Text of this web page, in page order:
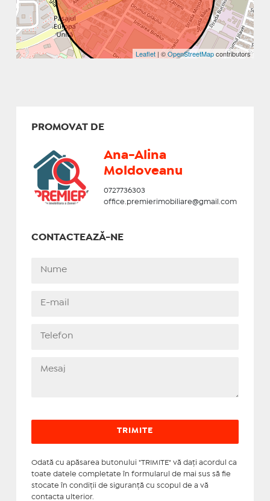
Leaflet | ©OpenStreetMapcontributors
PROMOVAT DE
Ana-Alina
Moldoveanu
0727736303
office.premierimobiliare@gmail.com
CONTACTEAZĂ-NE
Odată cu apăsarea butonului "TRIMITE" vă daţi acordul ca
toate datele completate în formularul de mai sus să fie
stocate în condiţii de siguranţă cu scopul de a vă
contacta ulterior.